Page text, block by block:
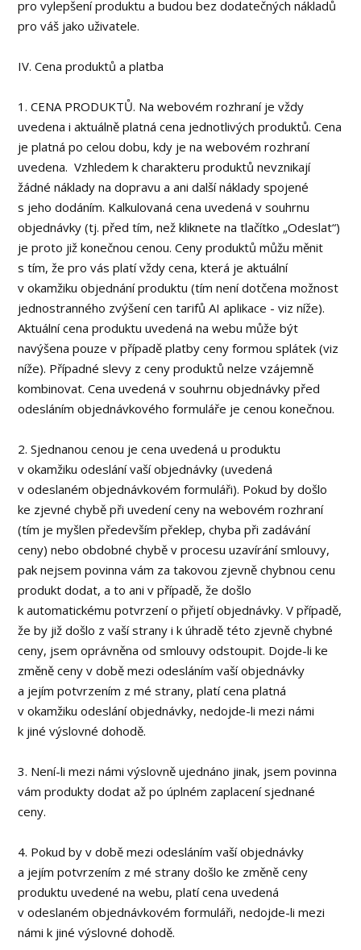
pro vylepšení produktu a budou bez dodatečných nákladů
pro váš jako uživatele.
IV. Cena produktů a platba
1. CENA PRODUKTŮ. Na webovém rozhraní je vždy
uvedena i aktuálně platná cena jednotlivých produktů. Cena
je platná po celou dobu, kdy je na webovém rozhraní
uvedena. Vzhledem k charakteru produktů nevznikají
žádné náklady na dopravu a ani další náklady spojené
s jeho dodáním. Kalkulovaná cena uvedená v souhrnu
objednávky (tj. před tím, než kliknete na tlačítko „Odeslat“)
je proto již konečnou cenou. Ceny produktů můžu měnit
s tím, že pro vás platí vždy cena, která je aktuální
v okamžiku objednání produktu (tím není dotčena možnost
jednostranného zvýšení cen tarifů AI aplikace - viz níže).
Aktuální cena produktu uvedená na webu může být
navýšena pouze v případě platby ceny formou splátek (viz
níže). Případné slevy z ceny produktů nelze vzájemně
kombinovat. Cena uvedená v souhrnu objednávky před
odesláním objednávkového formuláře je cenou konečnou.
2. Sjednanou cenou je cena uvedená u produktu
v okamžiku odeslání vaší objednávky (uvedená
v odeslaném objednávkovém formuláři). Pokud by došlo
ke zjevné chybě při uvedení ceny na webovém rozhraní
(tím je myšlen především překlep, chyba při zadávání
ceny) nebo obdobné chybě v procesu uzavírání smlouvy,
pak nejsem povinna vám za takovou zjevně chybnou cenu
produkt dodat, a to ani v případě, že došlo
k automatickému potvrzení o přijetí objednávky. V případě,
že by již došlo z vaší strany i k úhradě této zjevně chybné
ceny, jsem oprávněna od smlouvy odstoupit. Dojde-li ke
změně ceny v době mezi odesláním vaší objednávky
a jejím potvrzením z mé strany, platí cena platná
v okamžiku odeslání objednávky, nedojde-li mezi námi
k jiné výslovné dohodě.
3. Není-li mezi námi výslovně ujednáno jinak, jsem povinna
vám produkty dodat až po úplném zaplacení sjednané
ceny.
4. Pokud by v době mezi odesláním vaší objednávky
a jejím potvrzením z mé strany došlo ke změně ceny
produktu uvedené na webu, platí cena uvedená
v odeslaném objednávkovém formuláři, nedojde-li mezi
námi k jiné výslovné dohodě.